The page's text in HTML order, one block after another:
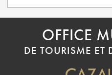
OFFICE
DE TOURISME ET